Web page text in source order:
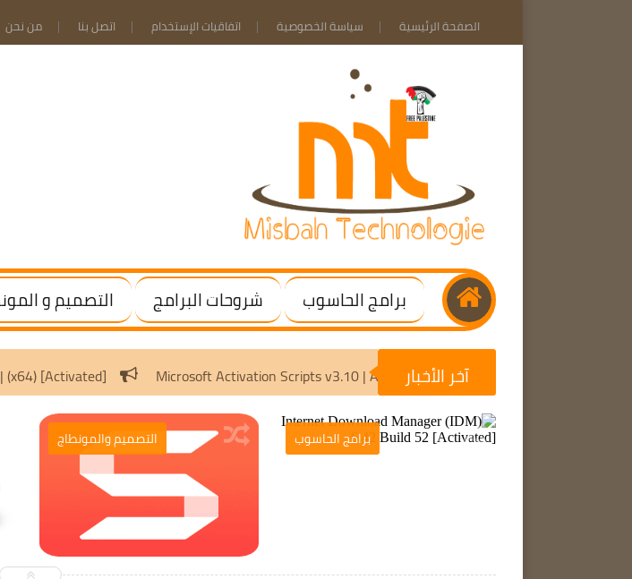
الصفحة الرئيسية سياسة الخصوصية اتفاقيات الإستخدام اتصل بنا من نحن
برامج الحاسوب شروحات البرامج التصميم و
آخر الأخبار
Microsoft Activation Scripts v3.10 | Activate Windows / Office
7.20 Final | (x64) [Activated]
التصميم والمونطاج برامج الحاسوب